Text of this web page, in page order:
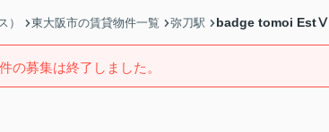
） 東大阪市の賃貸物件一覧 弥刀駅 badge tomoi EstⅤ
の募集は終了しました。